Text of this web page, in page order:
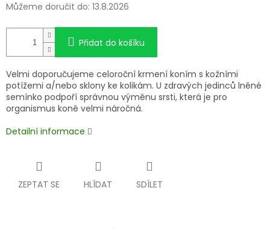
Můžeme doručit do: 13.8.2026
Přidat do košíku
Velmi doporučujeme celoroční krmení koním s kožními
potížemi a/nebo sklony ke kolikám. U zdravých jedinců lněné
semínko podpoří správnou výměnu srsti, která je pro
organismus koně velmi náročná.
Detailní informace
ZEPTAT SE HLÍDAT SDÍLET